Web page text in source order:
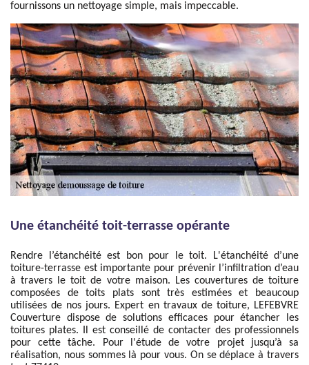
fournissons un nettoyage simple, mais impeccable.
Une étanchéité toit-terrasse opérante
Rendre l’étanchéité est bon pour le toit. L'étanchéité d’une
toiture-terrasse est importante pour prévenir l’infiltration d’eau
à travers le toit de votre maison. Les couvertures de toiture
composées de toits plats sont très estimées et beaucoup
utilisées de nos jours. Expert en travaux de toiture, LEFEBVRE
Couverture dispose de solutions efficaces pour étancher les
toitures plates. Il est conseillé de contacter des professionnels
pour cette tâche. Pour l'étude de votre projet jusqu’à sa
réalisation, nous sommes là pour vous. On se déplace à travers